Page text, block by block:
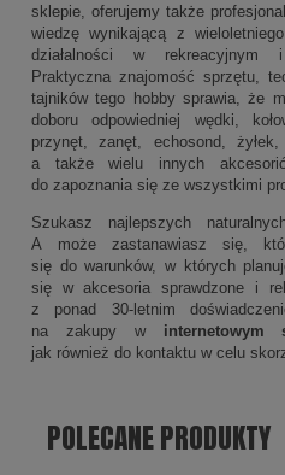
sklepie, oferujemy także
wiedzę wynikającą z
działalności w rekreacyjnym i
Praktyczna znajomość sprzętu,
tajników tego hobby sprawia, że
doboru odpowiedniej wędki,
przynęt, zanęt, echosond, żyłek,
a także wielu innych
do zapoznania się ze wszystkimi
Szukasz najlepszych
A może zastanawiasz się,
się do warunków, w których
się w akcesoria sprawdzone i
z ponad 30-letnim
na zakupy w internetowym
jak również do kontaktu w celu
POLECANE PRODUKTY